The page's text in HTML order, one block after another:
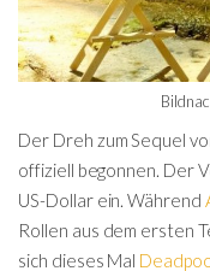
Der Dreh zum Sequel
offiziell begonnen. Der
US-Dollar ein. Während
Rollen aus dem ersten
sich dieses Mal